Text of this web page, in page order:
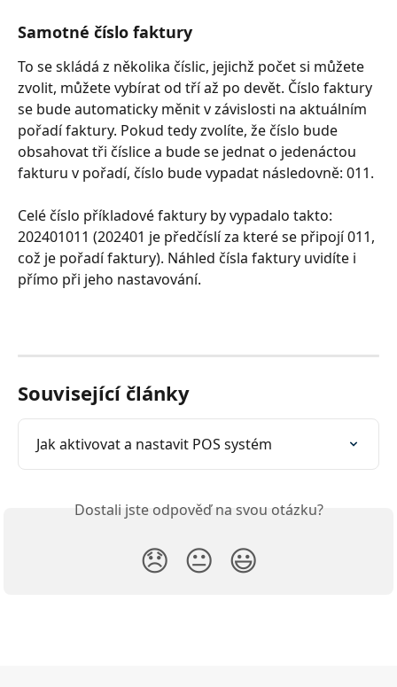
Samotné číslo faktury
To se skládá z několika číslic, jejichž počet si můžete
zvolit, můžete vybírat od tří až po devět. Číslo faktury
se bude automaticky měnit v závislosti na aktuálním
pořadí faktury. Pokud tedy zvolíte, že číslo bude
obsahovat tři číslice a bude se jednat o jedenáctou
fakturu v pořadí, číslo bude vypadat následovně: 011.
Celé číslo příkladové faktury by vypadalo takto:
202401011 (202401 je předčíslí za které se připojí 011,
což je pořadí faktury). Náhled čísla faktury uvidíte i
přímo při jeho nastavování.
Související články
Jak aktivovat a nastavit POS systém
Dostali jste odpověď na svou otázku?
😞 😐 😃